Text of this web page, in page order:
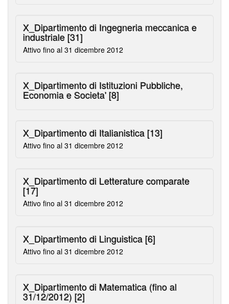
X_Dipartimento di Ingegneria meccanica e
industriale[31]
Attivo fino al 31 dicembre 2012
X_Dipartimento di Istituzioni Pubbliche,
Economia e Societa'[8]
X_Dipartimento di Italianistica[13]
Attivo fino al 31 dicembre 2012
X_Dipartimento di Letterature comparate
[17]
Attivo fino al 31 dicembre 2012
X_Dipartimento di Linguistica[6]
Attivo fino al 31 dicembre 2012
X_Dipartimento di Matematica (fino al
31/12/2012) [2]